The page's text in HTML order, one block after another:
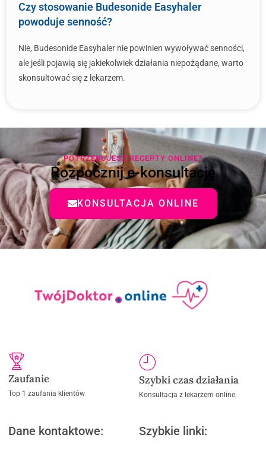
Czy stosowanie Budesonide Easyhaler
powoduje senność?
Nie, Budesonide Easyhaler nie powinien wywoływać senności,
ale jeśli pojawią się jakiekolwiek działania niepożądane, warto
skonsultować się z lekarzem.
POTRZEBUJESZ RECEPTY ONLINE?
Rozpocznij e-konsultację
KONSULTACJA ONLINE
Zaufanie
Top 1 zaufania klientów
Szybki czas działania
Konsultacja z lekarzem online
Dane kontaktowe: Szybkie linki: